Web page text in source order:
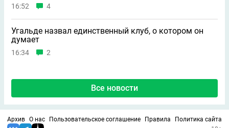
16:52 4
Угальде назвал единственный клуб, о котором он
думает
16:34 2
Все новости
Архив О нас Пользовательское соглашение Правила
Политика сайта